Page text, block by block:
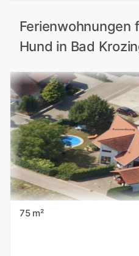
Ferienwohnungen
Hund in Bad
75 m²